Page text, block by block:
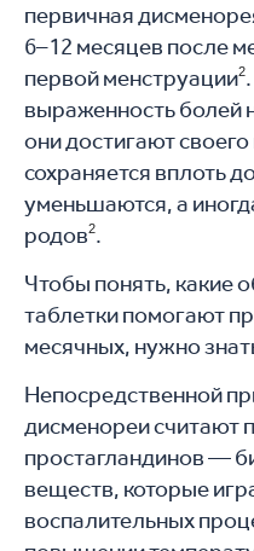
первичная
6–12 месяцев после
первой менструации2
выраженность болей
они достигают своего
сохраняется вплоть
уменьшаются, а
родов2.
Чтобы понять, какие
таблетки помогают
месячных, нужно
Непосредственной
дисменореи считают
простагландинов —
веществ, которые
воспалительных